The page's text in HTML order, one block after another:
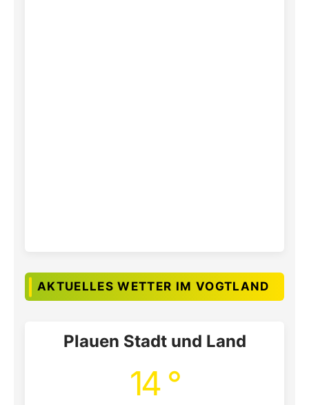
AKTUELLES WETTER IM VOGTLAND
Plauen Stadt und Land
14 °